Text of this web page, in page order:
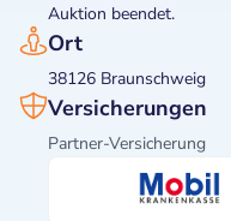
Auktion beendet.
Ort
38126 Braunschweig
Versicherungen
Partner-Versicherung